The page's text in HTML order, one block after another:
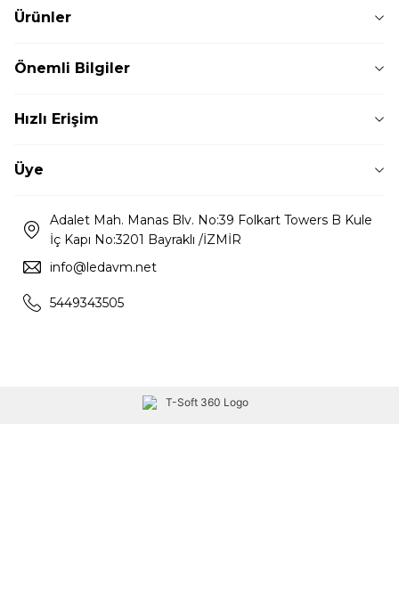
Ürünler
Önemli Bilgiler
Hızlı Erişim
Üye
Adalet Mah. Manas Blv. No:39 Folkart Towers B Kule
İç Kapı No:3201 Bayraklı /İZMİR
info@ledavm.net
5449343505